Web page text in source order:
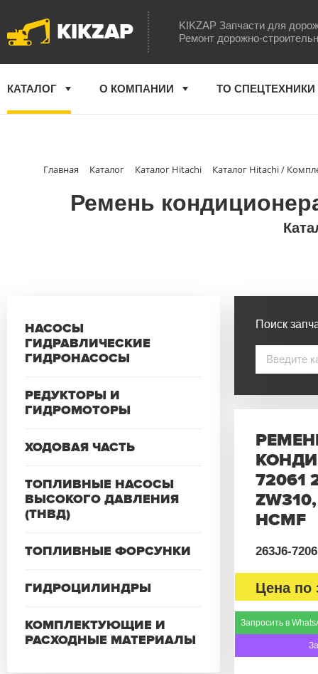
KIKZAP
KIKZAP Запчасти для
Ремонт дорожно-
КАТАЛОГ О КОМПАНИИ ТО СПЕЦТЕХНИКИ
Главная Каталог Каталог Hitachi Каталог Hitachi /
Ремень
НАСОСЫ
ГИДРАВЛИЧЕСКИЕ
ГИДРОНАСОСЫ
РЕДУКТОРЫ И
ГИДРОМОТОРЫ
ХОДОВАЯ ЧАСТЬ
ТОПЛИВНЫЕ НАСОСЫ
ВЫСОКОГО ДАВЛЕНИЯ
(ТНВД)
ТОПЛИВНЫЕ ФОРСУНКИ
ГИДРОЦИЛИНДРЫ
КОМПЛЕКТУЮЩИЕ И
РАСХОДНЫЕ МАТЕРИАЛЫ
Поиск
72061
HCMF
263J6-
Цена по
Запросить в